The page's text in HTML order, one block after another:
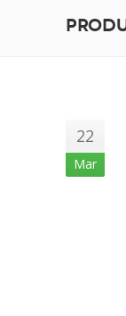
22
Mar